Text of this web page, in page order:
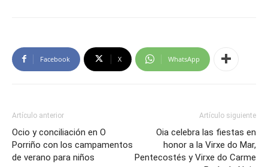
Facebook X WhatsApp
Artículo anterior
Ocio y conciliación en O
Porriño con los campamentos
de verano para niños
Artículo siguiente
Oia celebra las fiestas en
honor a la Virxe do Mar,
Pentecostés y Virxe do Carme